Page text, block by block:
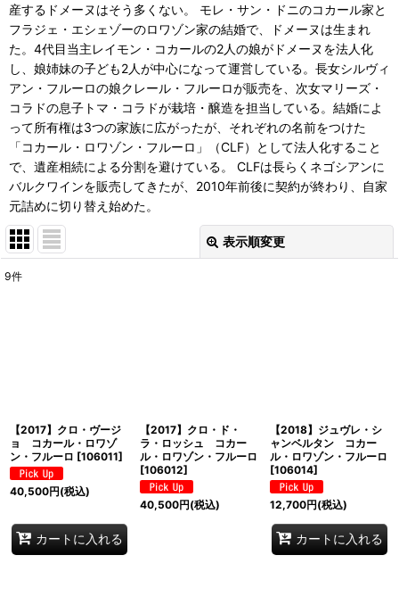
産するドメーヌはそう多くない。 モレ・サン・ドニのコカール家と
フラジェ・エシェゾーのロワゾン家の結婚で、ドメーヌは生まれ
た。4代目当主レイモン・コカールの2人の娘がドメーヌを法人化
し、娘姉妹の子ども2人が中心になって運営している。長女シルヴィ
アン・フルーロの娘クレール・フルーロが販売を、次女マリーズ・
コラドの息子トマ・コラドが栽培・醸造を担当している。結婚によ
って所有権は3つの家族に広がったが、それぞれの名前をつけた
「コカール・ロワゾン・フルーロ」（CLF）として法人化すること
で、遺産相続による分割を避けている。 CLFは長らくネゴシアンに
バルクワインを販売してきたが、2010年前後に契約が終わり、自家
元詰めに切り替え始めた。
表示順変更
9件
【2017】クロ・ヴージ
ョ コカール・ロワゾ
ン・フルーロ [106011]
40,500円(税込)
カートに入れる
【2017】クロ・ド・
ラ・ロッシュ コカー
ル・ロワゾン・フルーロ
[106012]
40,500円(税込)
【2018】ジュヴレ・シ
ャンベルタン コカー
ル・ロワゾン・フルーロ
[106014]
12,700円(税込)
カートに入れる